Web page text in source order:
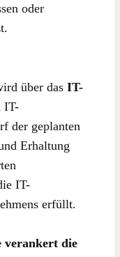
oder
über das IT-
IT-
der geplanten
Erhaltung
IT-
erfüllt.
verankert die